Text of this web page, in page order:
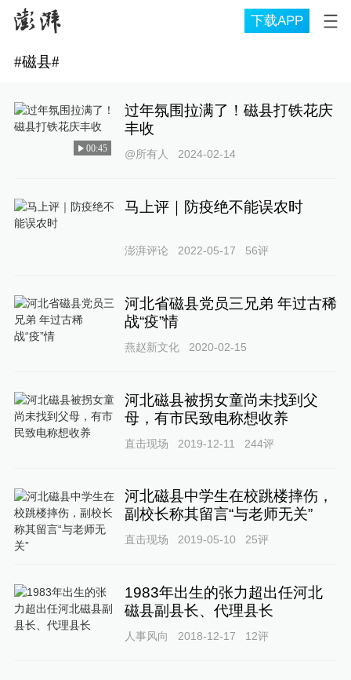
下载APP
#磁县#
00:45
过年氛围拉满了！磁县打铁花庆
丰收
@所有人 2024-02-14
马上评｜防疫绝不能误农时
澎湃评论 2022-05-17 56评
河北省磁县党员三兄弟 年过古稀
战“疫”情
燕赵新文化 2020-02-15
河北磁县被拐女童尚未找到父
母，有市民致电称想收养
直击现场 2019-12-11 244评
河北磁县中学生在校跳楼摔伤，
副校长称其留言“与老师无关”
直击现场 2019-05-10 25评
1983年出生的张力超出任河北
磁县副县长、代理县长
人事风向 2018-12-17 12评